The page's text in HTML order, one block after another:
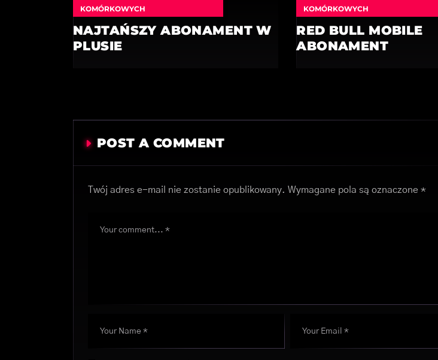
KOMÓRKOWYCH
NAJTAŃSZY ABONAMENT W
PLUSIE
KOMÓRKOWYCH
RED BULL MOBILE
ABONAMENT
POST A COMMENT
Twój adres e-mail nie zostanie opublikowany. Wymagane pola są oznaczone *